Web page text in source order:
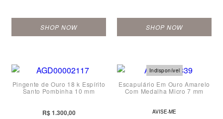
SHOP NOW SHOP NOW
Pingente de Ouro 18 k Espírito
Santo Pombinha 10 mm
R$ 1.300,00
Escapulário Em Ouro Amarelo
Com Medalha Micro 7 mm
AVISE-ME